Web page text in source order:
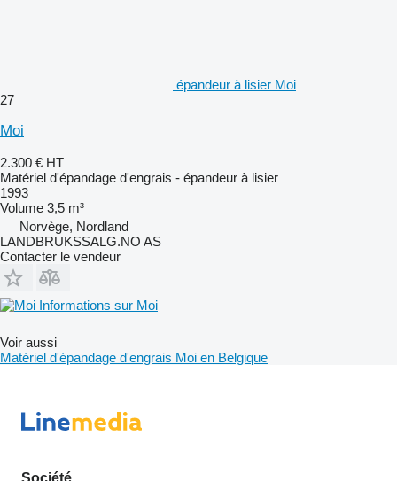
épandeur à lisier Moi
27
Moi
2.300 € HT
Matériel d'épandage d'engrais - épandeur à lisier
1993
Volume 3,5 m³
Norvège, Nordland
LANDBRUKSSALG.NO AS
Contacter le vendeur
Informations sur Moi
Voir aussi
Matériel d'épandage d'engrais Moi en Belgique
Société